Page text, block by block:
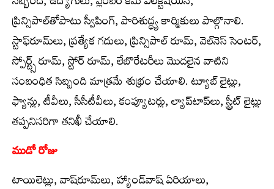
ప్రిన్సిపాల్‌తోపాటు స్వీపింగ్‌, పారిశుద్ధ్య కార్మికులు పాల్గొనాలి.
స్టాఫ్‌రూమ్‌లు, ప్రత్యేక గదులు, ప్రిన్సిపాల్‌ రూమ్‌, వెల్‌నెస్ సెంటర్‌,
స్పోర్ట్స్​‍ రూమ్‌, స్టోర్‌ రూమ్‌, లేబొరేటరీలు మొదలైన వాటిని
సంబంధిత సిబ్బంది మాత్రమే శుభ్రం చేయాలి. ట్యూబ్‌ లైట్లు,
ఫ్యాన్లు, టీవీలు, సీసీటీవీలు, కంప్యూటర్లు, ల్యాప్‌టాప్‌లు, స్ట్రీట్‌ లైట్లు
తప్పనిసరిగా తనిఖీ చేయాలి.
ముడో రోజు
టాయిలెట్లు, వాష్‌రూమ్‌లు, హ్యాండ్‌వాష్‌ ఏరియాలు,